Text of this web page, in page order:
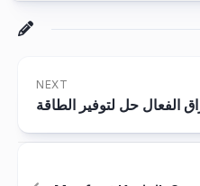
NEXT
الفعال حل لتوفير الطاقة